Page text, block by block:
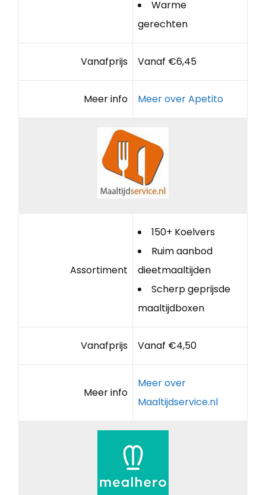
Warme
gerechten
Vanafprijs Vanaf €6,45
Meer info Meer over Apetito
Assortiment
150+ Koelvers
Ruim aanbod
dieetmaaltijden
Scherp geprijsde
maaltijdboxen
Vanafprijs Vanaf €4,50
Meer info
Meer over
Maaltijdservice.nl